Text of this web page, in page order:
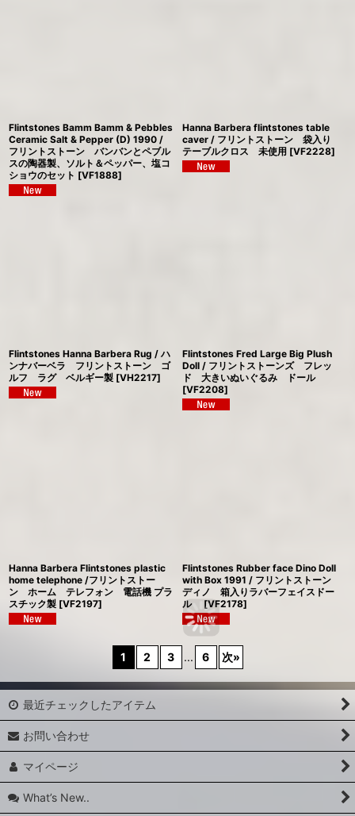
Flintstones Bamm Bamm & Pebbles
Ceramic Salt & Pepper (D) 1990 /
フリントストーン バンバンとペブル
スの陶器製、ソルト＆ペッパー、塩コ
ショウのセット [VF1888]
Hanna Barbera flintstones table
caver / フリントストーン 袋入り
テーブルクロス 未使用 [VF2228]
Flintstones Hanna Barbera Rug / ハ
ンナバーベラ フリントストーン ゴ
ルフ ラグ ベルギー製 [VH2217]
Flintstones Fred Large Big Plush
Doll / フリントストーンズ フレッ
ド 大きいぬいぐるみ ドール
[VF2208]
Hanna Barbera Flintstones plastic
home telephone /フリントストー
ン ホーム テレフォン 電話機 プラ
スチック製 [VF2197]
Flintstones Rubber face Dino Doll
with Box 1991 / フリントストーン
ディノ 箱入りラバーフェイスドー
ル
[VF2178]
1 2 3 ... 6 次»
最近チェックしたアイテム
お問い合わせ
マイページ
What’s New..